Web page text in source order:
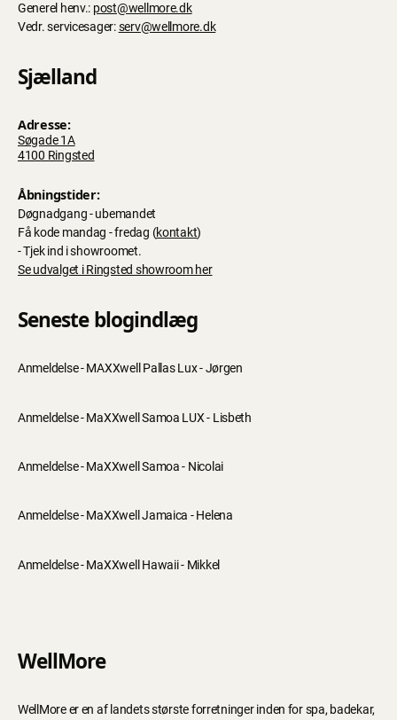
Generel henv.: post@wellmore.dk
Vedr. servicesager:serv@wellmore.dk
Sjælland
Adresse:
Søgade 1A
4100 Ringsted
Åbningstider:
Døgnadgang - ubemandet
Få kode mandag - fredag (kontakt)
- Tjek ind i showroomet.
Se udvalget i Ringsted showroom her
Seneste blogindlæg
Anmeldelse - MAXXwell Pallas Lux - Jørgen
Anmeldelse - MaXXwell Samoa LUX - Lisbeth
Anmeldelse - MaXXwell Samoa - Nicolai
Anmeldelse - MaXXwell Jamaica - Helena
Anmeldelse - MaXXwell Hawaii - Mikkel
WellMore
WellMore er en af landets største forretninger inden for spa, badekar,